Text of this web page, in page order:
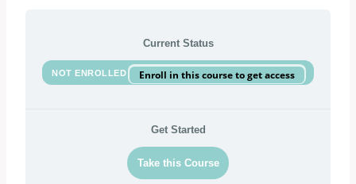
Current Status
NOT ENROLLED Enroll in this course to get access
Get Started
Take this Course